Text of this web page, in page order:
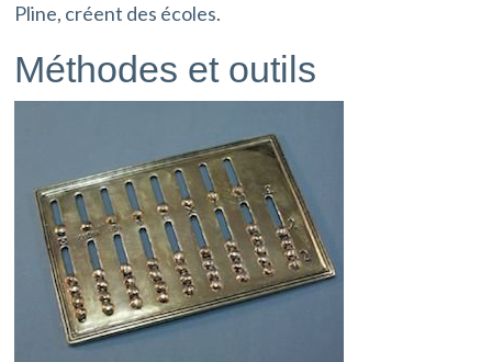
Pline, créent des écoles.
Méthodes et outils